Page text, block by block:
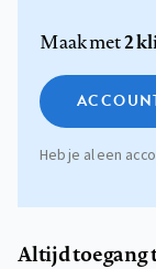
Maak met2
Heb je al een
Altijd toegang